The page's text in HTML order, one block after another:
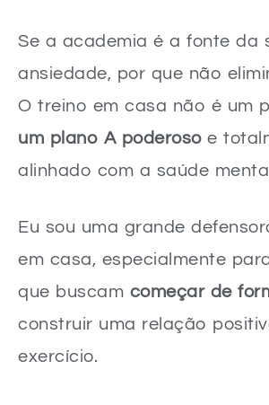
Se a academia é a fonte da
ansiedade, por que não
O treino em casa não é um
um plano A poderosoe
alinhado com a saúde
Eu sou uma grande
em casa, especialmente
que buscam começar de
construir uma relação
exercício.